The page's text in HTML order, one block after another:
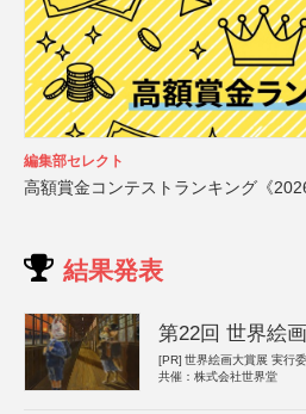
編集部セレクト
高額賞金コンテストランキング《
結果発表
第22回 世界絵
[PR] 世界絵画大賞展 実行
共催：株式会社世界堂